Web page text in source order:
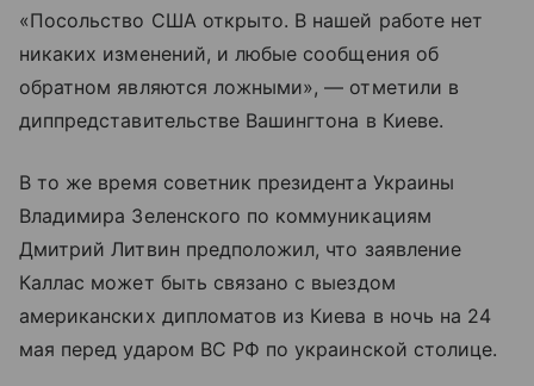
«Посольство США открыто. В нашей работе нет
никаких изменений, и любые сообщения об
обратном являются ложными», — отметили в
диппредставительстве Вашингтона в Киеве.
В то же время советник президента Украины
Владимира Зеленского по коммуникациям
Дмитрий Литвин предположил, что заявление
Каллас может быть связано с выездом
американских дипломатов из Киева в ночь на 24
мая перед ударом ВС РФ по украинской столице.